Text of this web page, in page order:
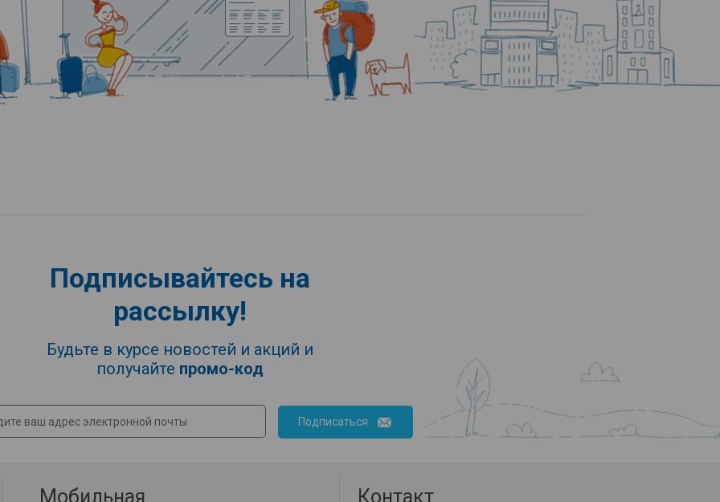
Подписывайтесь на
рассылку!
Будьте в курсе новостей и акций и
получайте промо-код
Подписаться
Мобильная Контакт